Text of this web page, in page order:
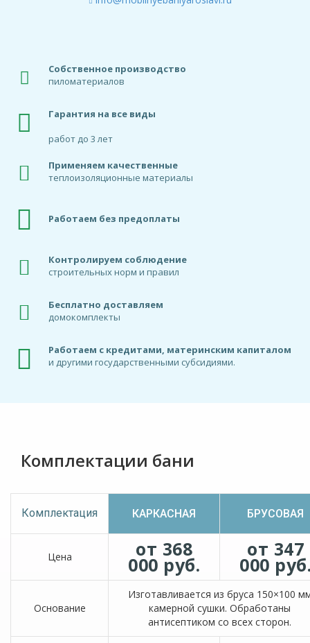
Собственное производство
пиломатериалов
Гарантия на все виды
работ до 3 лет
Применяем качественные
теплоизоляционные материалы
Работаем без предоплаты
Контролируем соблюдение
строительных норм и правил
Бесплатно доставляем
домокомплекты
Работаем с кредитами, материнским капиталом
и другими государственными субсидиями.
Комплектации бани
Комплектация КАРКАСНАЯ БРУСОВАЯ
Цена от 368
000 руб.
от 347
000
Основание
Изготавливается из бруса 150×100
камерной сушки. Обработаны
антисептиком со всех сторон.